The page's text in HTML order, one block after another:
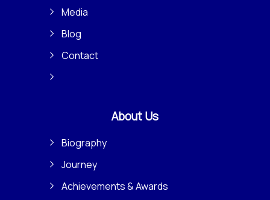
Media
Blog
Contact
About Us
Biography
Journey
Achievements & Awards